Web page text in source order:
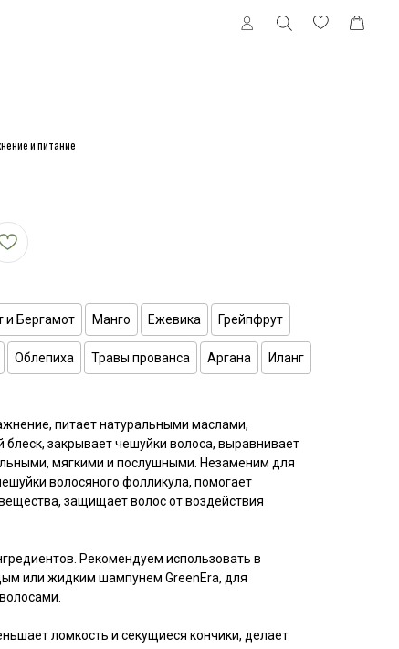
и питание
и Бергамот Манго Ежевика Грейпфрут
Облепиха Травы прованса Аргана Иланг
питает натуральными маслами,
закрывает чешуйки волоса, выравнивает
мягкими и послушными. Незаменим для
волосяного фолликула, помогает
защищает волос от воздействия
Рекомендуем использовать в
или жидким шампунем GreenEra, для
ломкость и секущиеся кончики, делает